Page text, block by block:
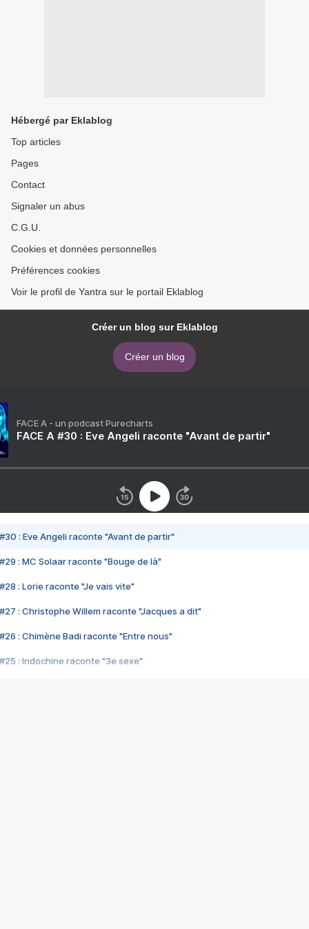
Hébergé par Eklablog
Top articles
Pages
Contact
Signaler un abus
C.G.U.
Cookies et données personnelles
Préférences cookies
Voir le profil de Yantra sur le portail Eklablog
Créer un blog sur Eklablog
Créer un blog
FACE A - un podcast Purecharts
FACE A #30 : Eve Angeli raconte "Avant de partir"
#30 : Eve Angeli raconte "Avant de partir"
#29 : MC Solaar raconte "Bouge de là"
#28 : Lorie raconte "Je vais vite"
#27 : Christophe Willem raconte "Jacques a dit"
#26 : Chimène Badi raconte "Entre nous"
#25 : Indochine raconte "3e sexe"